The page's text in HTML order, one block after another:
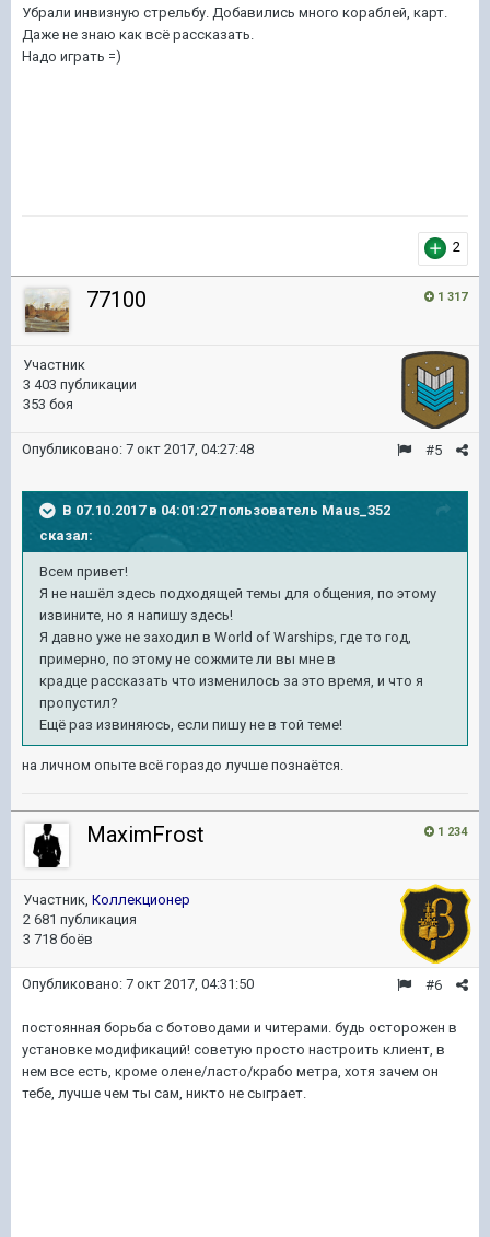
Убрали инвизную стрельбу. Добавились много кораблей, карт.
Даже не знаю как всё рассказать.
Надо играть =)
2
1 317
77100
Участник
3 403 публикации
353 боя
#5
Опубликовано: 7 окт 2017, 04:27:48
В 07.10.2017 в 04:01:27 пользователь Maus_352
сказал:
Всем привет!
Я не нашёл здесь подходящей темы для общения, по этому
извините, но я напишу здесь!
Я давно уже не заходил в World of Warships, где то год,
примерно, по этому не сожмите ли вы мне в
крадце рассказать что изменилось за это время, и что я
пропустил?
Ещё раз извиняюсь, если пишу не в той теме!
на личном опыте всё гораздо лучше познаётся.
1 234
MaximFrost
Участник, Коллекционер
2 681 публикация
3 718 боёв
#6
Опубликовано: 7 окт 2017, 04:31:50
постоянная борьба с ботоводами и читерами. будь осторожен в
установке модификаций! советую просто настроить клиент, в
нем все есть, кроме олене/ласто/крабо метра, хотя зачем он
тебе, лучше чем ты сам, никто не сыграет.